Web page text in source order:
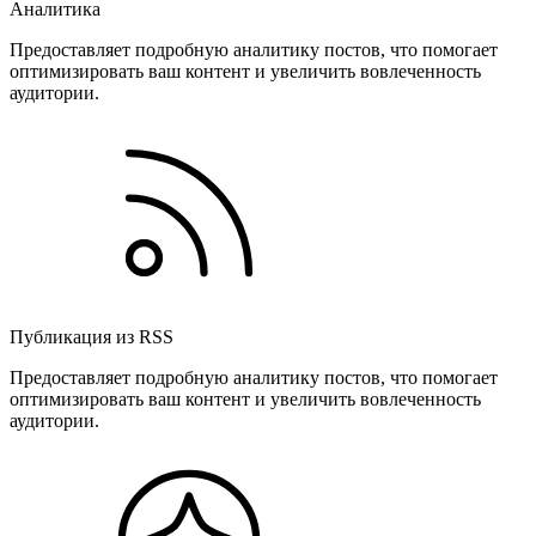
Аналитика
Предоставляет подробную аналитику постов, что помогает
оптимизировать ваш контент и увеличить вовлеченность
аудитории.
Публикация из RSS
Предоставляет подробную аналитику постов, что помогает
оптимизировать ваш контент и увеличить вовлеченность
аудитории.